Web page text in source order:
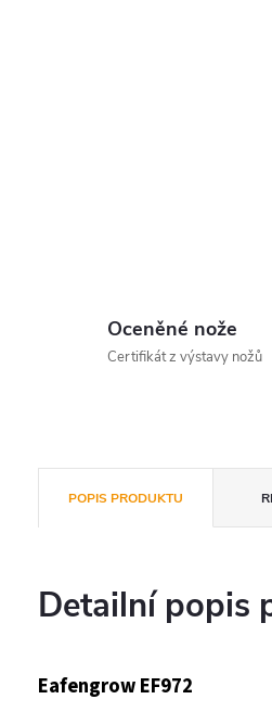
Oceněné nože
Certifikát z výstavy nožů
POPIS PRODUKTU
Detailní popis
Eafengrow EF972